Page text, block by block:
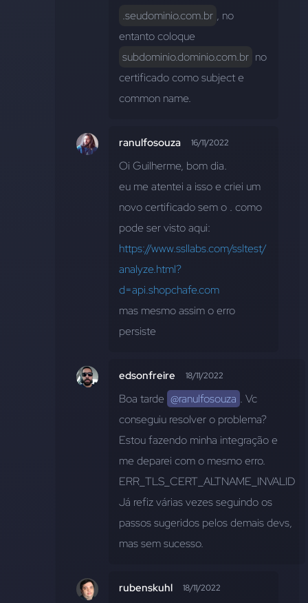
.seudominio.com.br , no
subdominio.dominio.com.br no
certificado como subject e
common name.
ranulfosouza 16/11/2022
Oi Guilherme, bom dia.
eu me atentei a isso e criei um
novo certificado sem o . como
pode ser visto aqui:
https://www.ssllabs.com/ssltest/
analyze.html?
d=api.shopchafe.com
mas mesmo assim o erro
persiste
edsonfreire 18/11/2022
Boa tarde @ranulfosouza . Vc
conseguiu resolver o problema?
Estou fazendo minha integração e
me deparei com o mesmo erro.
ERR_TLS_CERT_ALTNAME_INVALID
Já refiz várias vezes seguindo os
passos sugeridos pelos demais devs,
mas sem sucesso.
rubenskuhl 18/11/2022